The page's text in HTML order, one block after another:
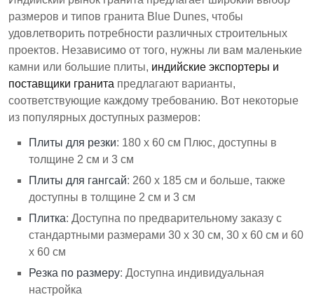
размеров и типов гранита Blue Dunes, чтобы
удовлетворить потребности различных строительных
проектов. Независимо от того, нужны ли вам маленькие
камни или большие плиты, индийские экспортеры и
поставщики гранита предлагают варианты,
соответствующие каждому требованию. Вот некоторые
из популярных доступных размеров:
Плиты для резки: 180 x 60 см Плюс, доступны в
толщине 2 см и 3 см
Плиты для гангсай: 260 x 185 см и больше, также
доступны в толщине 2 см и 3 см
Плитка: Доступна по предварительному заказу с
стандартными размерами 30 x 30 см, 30 x 60 см и 60
x 60 см
Резка по размеру: Доступна индивидуальная
настройка